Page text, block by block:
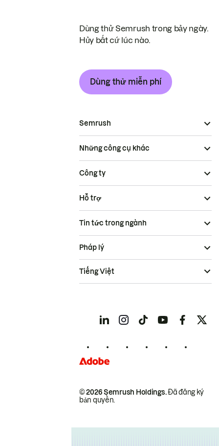
Dùng thử Semrush trong bảy ngày.
Hủy bất cứ lúc nào.
Dùng thử miễn phí
Semrush
Những công cụ khác
Công ty
Hỗ trợ
Tin tức trong ngành
© 2026 Semrush Holdings.Đã đăng ký
bản quyền.
Pháp lý
Tiếng Việt